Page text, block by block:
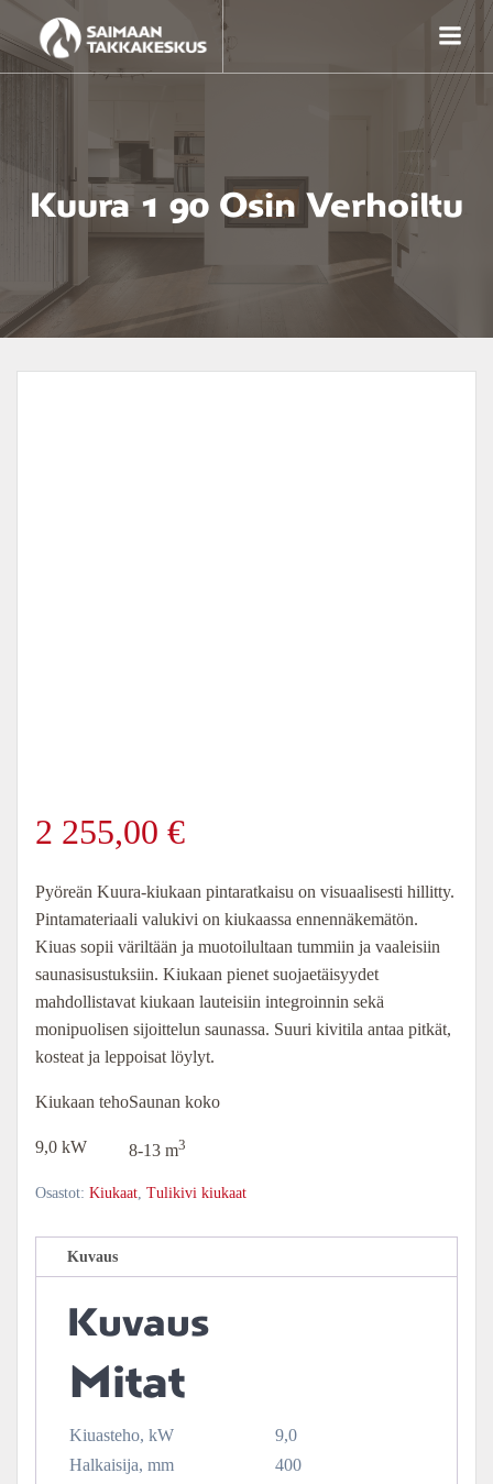
to
content
Kuura 1 90 Osin Verhoiltu
2 255,00 €
Pyöreän Kuura-kiukaan pintaratkaisu on visuaalisesti hillitty.
Pintamateriaali valukivi on kiukaassa ennennäkemätön.
Kiuas sopii väriltään ja muotoilultaan tummiin ja vaaleisiin
saunasisustuksiin. Kiukaan pienet suojaetäisyydet
mahdollistavat kiukaan lauteisiin integroinnin sekä
monipuolisen sijoittelun saunassa. Suuri kivitila antaa pitkät,
kosteat ja leppoisat löylyt.
Kiukaan teho
9,0 kW
Saunan koko
8-13 m3
Osastot: Kiukaat, Tulikivi kiukaat
Kuvaus
Kuvaus
Mitat
Kiuasteho, kW
9,0
Halkaisija, mm
400